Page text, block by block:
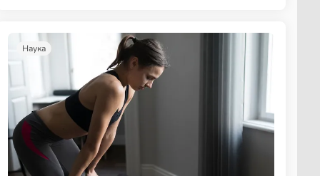
Наука